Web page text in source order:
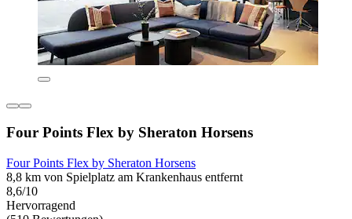
Four Points Flex by Sheraton Horsens
Four Points Flex by Sheraton Horsens
8,8 km von Spielplatz am Krankenhaus entfernt
8,6/10
Hervorragend